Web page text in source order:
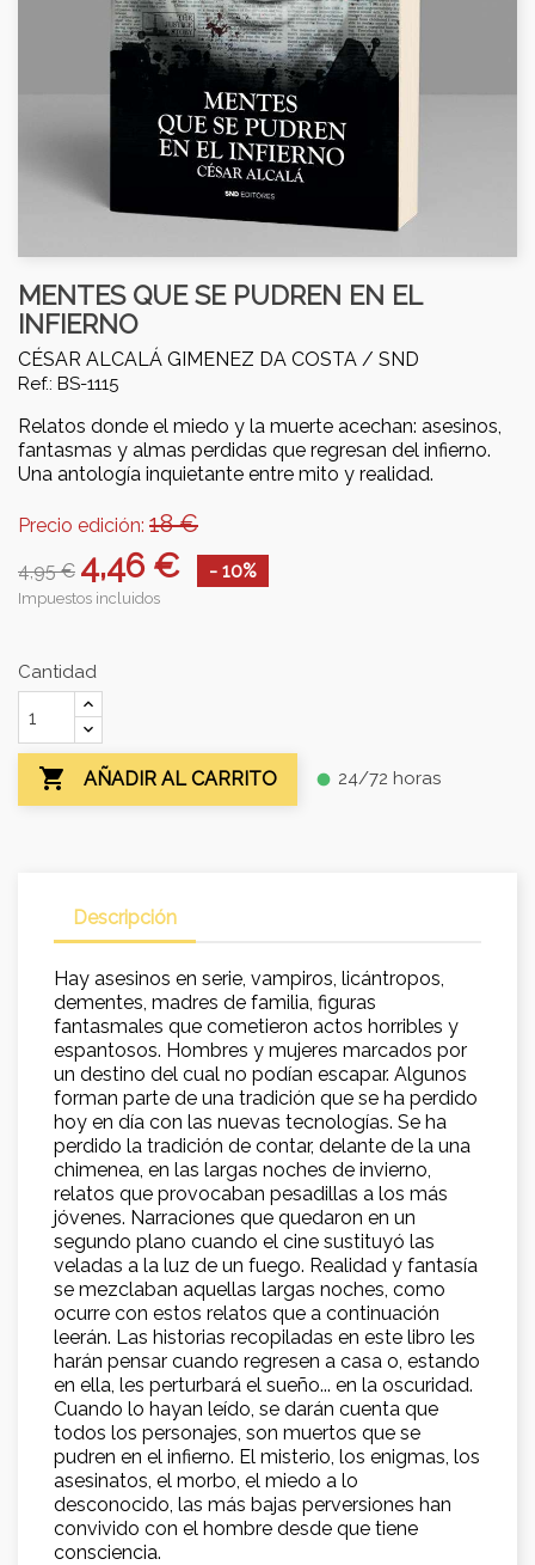
MENTES QUE SE PUDREN EN EL
INFIERNO
CÉSAR ALCALÁ GIMENEZ DA COSTA / SND
Ref.: BS-1115
Relatos donde el miedo y la muerte acechan: asesinos,
fantasmas y almas perdidas que regresan del infierno.
Una antología inquietante entre mito y realidad.
Precio edición: 18 €
4,95 € 4,46 € - 10%
Impuestos incluidos
Cantidad
 AÑADIR AL CARRITO fiber_manual_record 24/72 horas
Descripción
Hay asesinos en serie, vampiros, licántropos,
dementes, madres de familia, figuras
fantasmales que cometieron actos horribles y
espantosos. Hombres y mujeres marcados por
un destino del cual no podían escapar. Algunos
forman parte de una tradición que se ha perdido
hoy en día con las nuevas tecnologías. Se ha
perdido la tradición de contar, delante de la una
chimenea, en las largas noches de invierno,
relatos que provocaban pesadillas a los más
jóvenes. Narraciones que quedaron en un
segundo plano cuando el cine sustituyó las
veladas a la luz de un fuego. Realidad y fantasía
se mezclaban aquellas largas noches, como
ocurre con estos relatos que a continuación
leerán. Las historias recopiladas en este libro les
harán pensar cuando regresen a casa o, estando
en ella, les perturbará el sueño... en la oscuridad.
Cuando lo hayan leído, se darán cuenta que
todos los personajes, son muertos que se
pudren en el infierno. El misterio, los enigmas, los
asesinatos, el morbo, el miedo a lo
desconocido, las más bajas perversiones han
convivido con el hombre desde que tiene
consciencia.